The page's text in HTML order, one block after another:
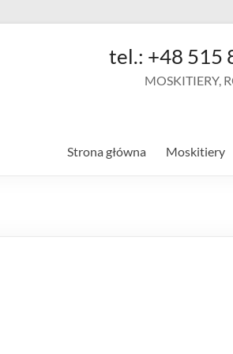
tel.: +48 515
MOSKITIERY,
Strona główna Moskitiery